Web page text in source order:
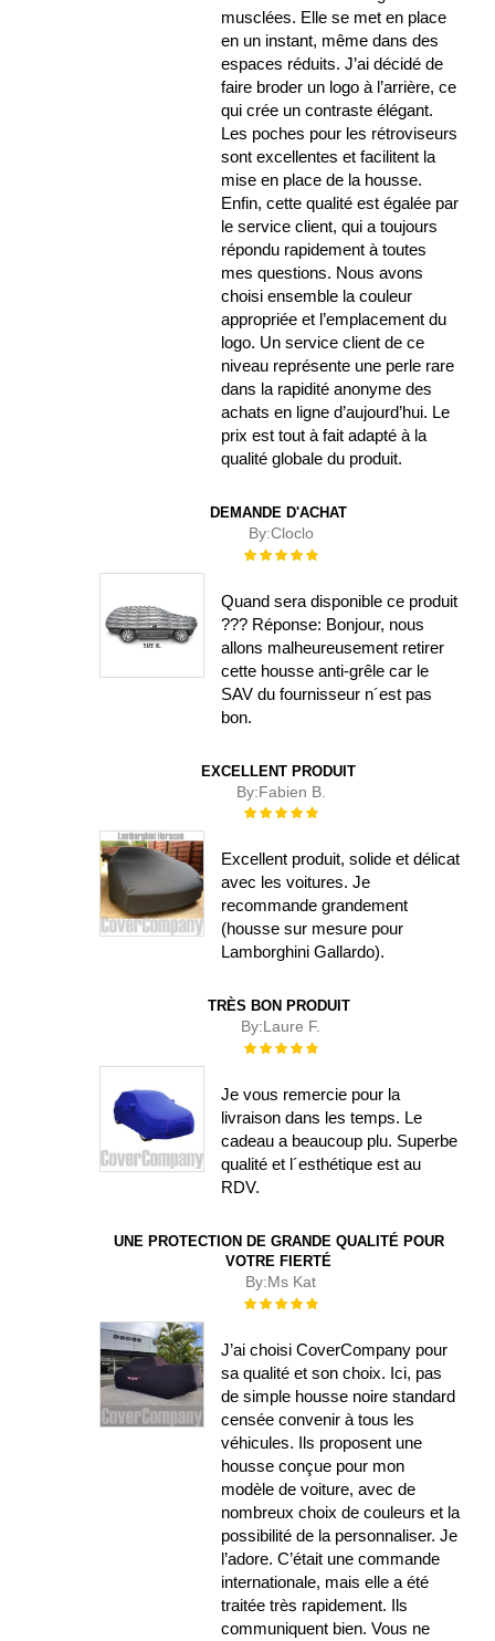
musclées. Elle se met en place
en un instant, même dans des
espaces réduits. J’ai décidé de
faire broder un logo à l’arrière, ce
qui crée un contraste élégant.
Les poches pour les rétroviseurs
sont excellentes et facilitent la
mise en place de la housse.
Enfin, cette qualité est égalée par
le service client, qui a toujours
répondu rapidement à toutes
mes questions. Nous avons
choisi ensemble la couleur
appropriée et l’emplacement du
logo. Un service client de ce
niveau représente une perle rare
dans la rapidité anonyme des
achats en ligne d’aujourd’hui. Le
prix est tout à fait adapté à la
qualité globale du produit.
DEMANDE D'ACHAT
By:Cloclo
Évaluation :
Quand sera disponible ce produit
??? Réponse: Bonjour, nous
allons malheureusement retirer
cette housse anti-grêle car le
SAV du fournisseur n´est pas
bon.
EXCELLENT PRODUIT
By:Fabien B.
Évaluation :
Excellent produit, solide et délicat
avec les voitures. Je
recommande grandement
(housse sur mesure pour
Lamborghini Gallardo).
TRÈS BON PRODUIT
By:Laure F.
Évaluation :
Je vous remercie pour la
livraison dans les temps. Le
cadeau a beaucoup plu. Superbe
qualité et l´esthétique est au
RDV.
UNE PROTECTION DE GRANDE QUALITÉ POUR
VOTRE FIERTÉ
By:Ms Kat
Évaluation :
J’ai choisi CoverCompany pour
sa qualité et son choix. Ici, pas
de simple housse noire standard
censée convenir à tous les
véhicules. Ils proposent une
housse conçue pour mon
modèle de voiture, avec de
nombreux choix de couleurs et la
possibilité de la personnaliser. Je
l’adore. C’était une commande
internationale, mais elle a été
traitée très rapidement. Ils
communiquent bien. Vous ne